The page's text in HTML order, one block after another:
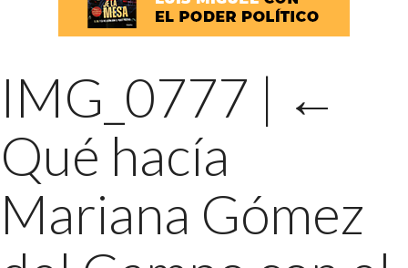
IMG_0777 | ←
Qué hacía
Mariana Gómez